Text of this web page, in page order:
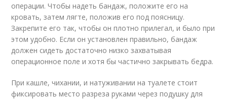
операции. Чтобы надеть бандаж, положите его на
кровать, затем лягте, положив его под поясницу.
Закрепите его так, чтобы он плотно прилегал, и было при
этом удобно. Если он установлен правильно, бандаж
должен сидеть достаточно низко захватывая
операционное поле и хотя бы частично закрывать бедра.
При кашле, чихании, и натуживании на туалете стоит
фиксировать место разреза руками через подушку для